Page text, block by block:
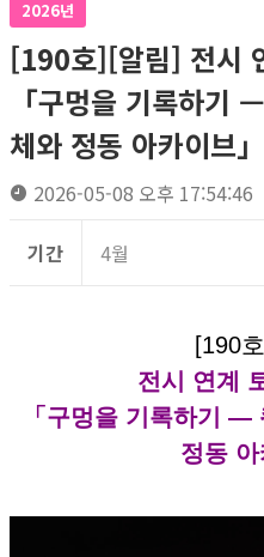
2026년
[190호][알림] 전시
「구멍을 기록하기
체와 정동 아카이브
2026-05-08 오후 17:54:46
기간 4월
[190
전시 연계
「구멍을 기록하기 —
정동 아